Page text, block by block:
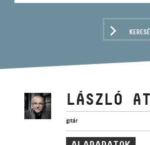
NYITVA TARTÁS
LÁSZLÓ
gitár